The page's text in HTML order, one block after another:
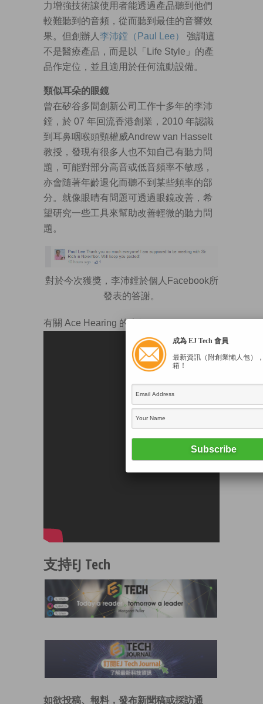
力增強技術讓使用者能透過產品聽到他們
較難聽到的音頻，從而聽到最佳的音響效
果。但創辦人 李沛鏜（Paul Lee）
強調這
不是醫療產品，而是以「Life Style」的產
品作定位，並且適用於任何流動設備。
類似耳朵的眼鏡
曾在矽谷多間創新公司工作十多年的李沛
鏜，於 07 年回流香港創業，2010 年認識
到耳鼻咽喉頭頸權威Andrew van Hasselt
教授，發現有很多人也不知自己有聽力問
題，可能對部分高音或低音頻率不敏感，
亦會隨著年齡退化而聽不到某些頻率的部
分。就像眼晴有問題可透過眼鏡改善，希
望研究一些工具來幫助改善輕微的聽力問
題。
對於今次獲獎，李沛鏜於個人Facebook所
發表的答謝。
有關 Ace Hearing 的介紹：
支持EJ Tech
如欲投稿、報料，發布新聞稿或採訪通
成為 EJ Tech 會員
最新資訊（附創業懶人包）
箱！